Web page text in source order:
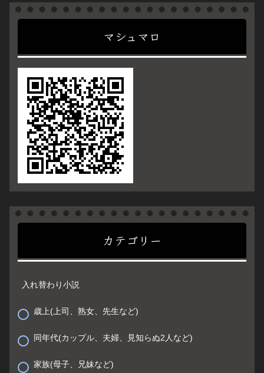
マシュマロ
カテゴリー
入れ替わり小説
歳上(上司、熟女、先生など)
同年代(カップル、夫婦、見知らぬ2人など)
家族(母子、兄妹など)